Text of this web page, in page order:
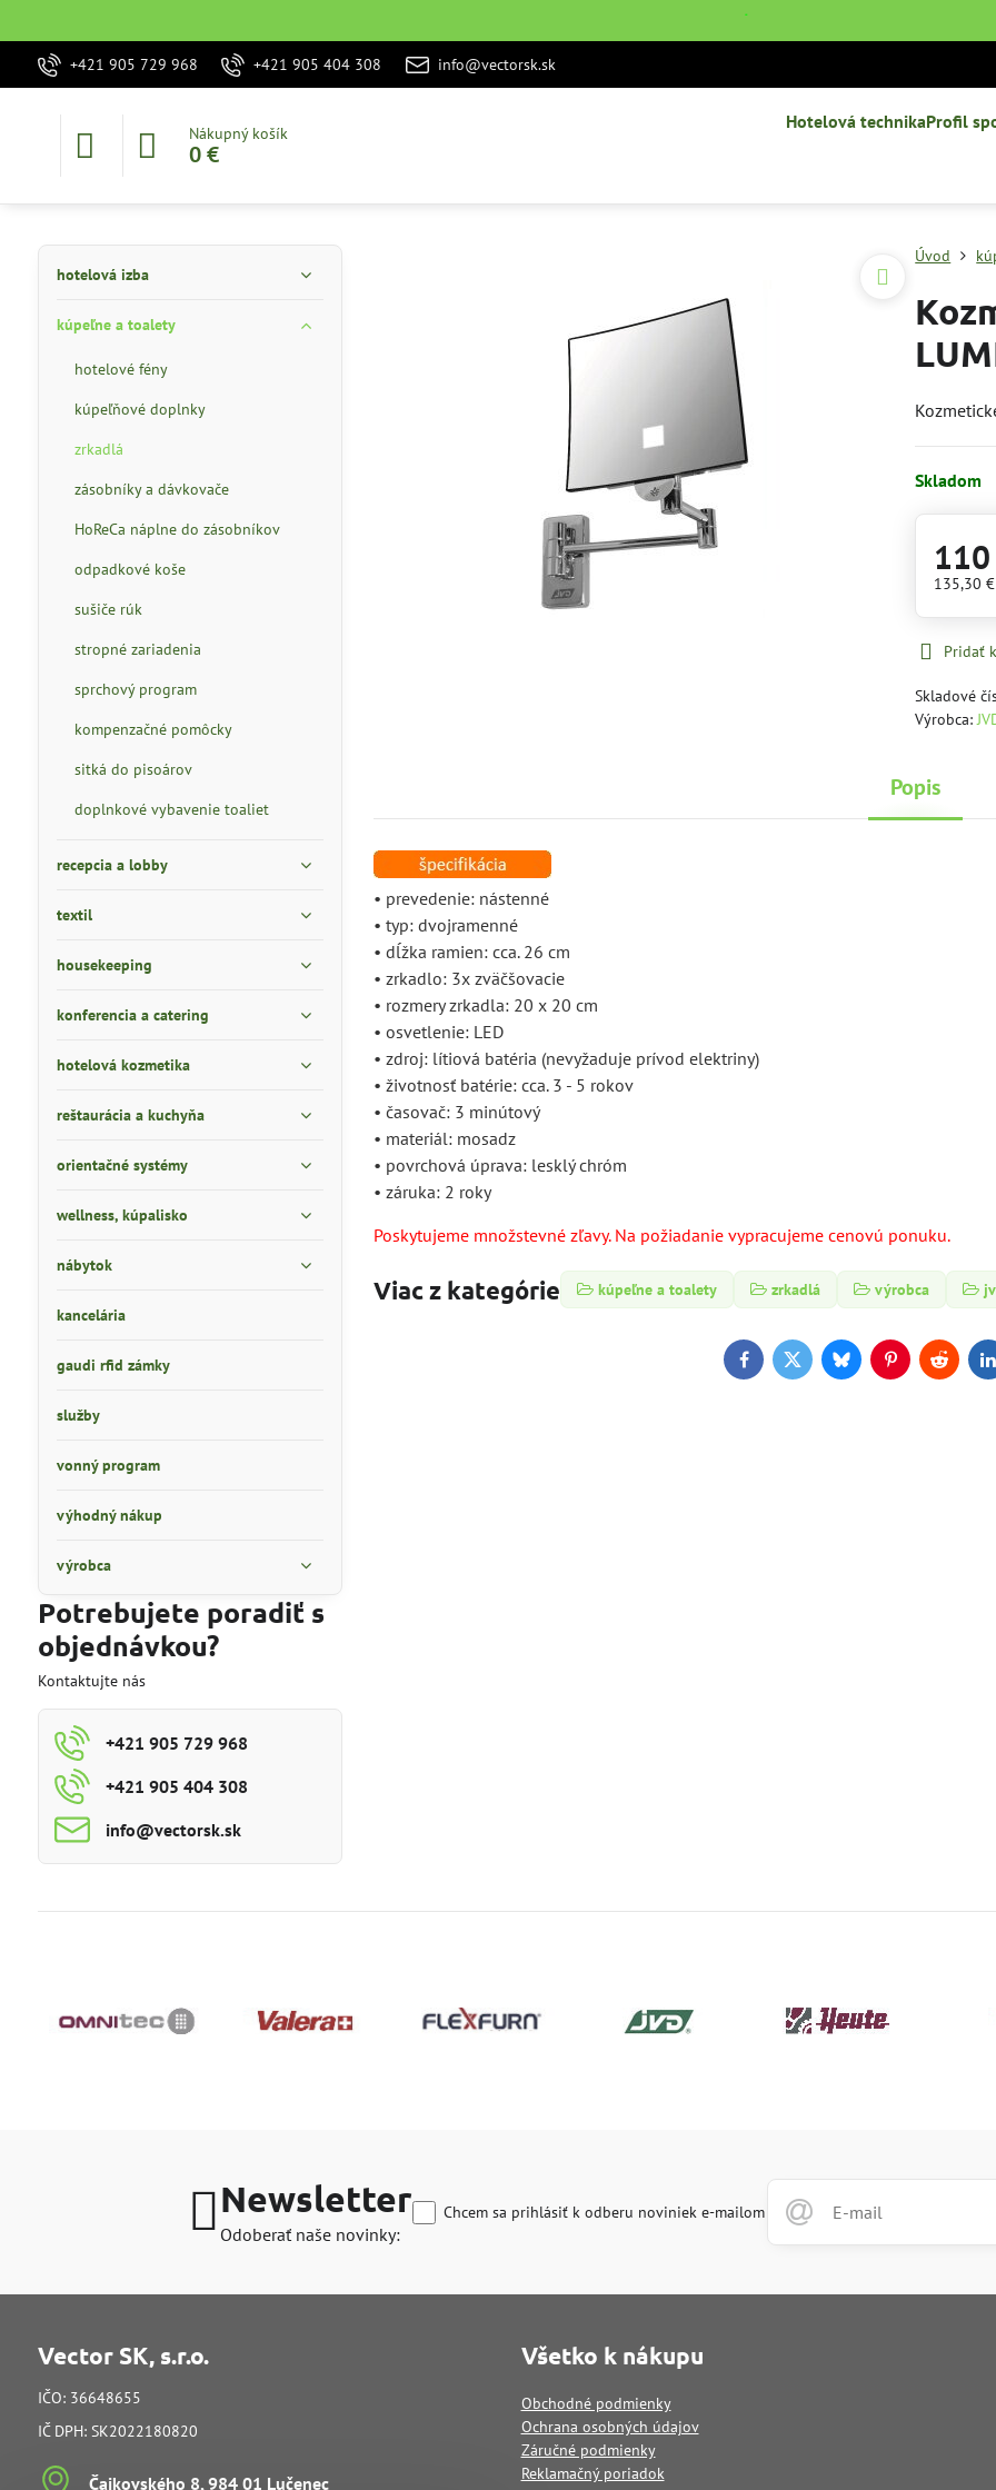
˙
+421 905 729 968 +421 905 404 308 info@vectorsk.sk
Nákupný košík
0 €
Hotelová technikaProfil
Úvod
Skladom
135,30
Pridať
Skladové
Výrobca:
Popis
• prevedenie: nástenné
• typ: dvojramenné
• dĺžka ramien: cca. 26 cm
• zrkadlo: 3x zväčšovacie
• rozmery zrkadla: 20 x 20 cm
• osvetlenie: LED
• zdroj: lítiová batéria (nevyžaduje prívod elektriny)
• životnosť batérie: cca. 3 - 5 rokov
• časovač: 3 minútový
• materiál: mosadz
• povrchová úprava: lesklý chróm
• záruka: 2 roky
Poskytujeme množstevné zľavy. Na požiadanie vypracujeme cenovú ponuku.
Viac z kategórie kúpeľne a toalety zrkadlá výrobca
FacebookTwitterBlueskyPinterestReddit
hotelová izba
kúpeľne a toalety
hotelové fény
kúpeľňové doplnky
zrkadlá
zásobníky a dávkovače
HoReCa náplne do zásobníkov
odpadkové koše
sušiče rúk
stropné zariadenia
sprchový program
kompenzačné pomôcky
sitká do pisoárov
doplnkové vybavenie toaliet
recepcia a lobby
textil
housekeeping
konferencia a catering
hotelová kozmetika
reštaurácia a kuchyňa
orientačné systémy
wellness, kúpalisko
nábytok
kancelária
gaudi rfid zámky
služby
vonný program
výhodný nákup
výrobca
Potrebujete poradiť s
objednávkou?
Kontaktujte nás
+421 905 729 968
+421 905 404 308
info​@vectorsk​.sk
Newsletter
Odoberať naše novinky:
Chcem sa prihlásiť k odberu noviniek e-mailom
Vector SK, s.r.o.
IČO: 36648655
IČ DPH: SK2022180820
Čajkovského 8, 984 01 Lučenec
Všetko k nákupu
Obchodné podmienky
Ochrana osobných údajov
Záručné podmienky
Reklamačný poriadok